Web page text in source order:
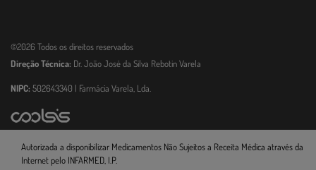
©2026 Todos os direitos reservados
Direção Técnica: Dr. João José da Silva Rebotin Varela
NIPC: 502643340 | Farmácia Varela, Lda.
Autorizada a disponibilizar Medicamentos Não Sujeitos a Receita Médica através da
Internet pelo INFARMED, I.P.